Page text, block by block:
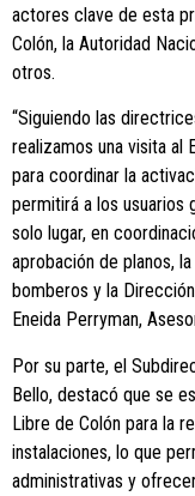
actores clave de esta
Colón, la Autoridad
otros.
“Siguiendo las
realizamos una visita al
para coordinar la
permitirá a los usuarios
solo lugar, en
aprobación de planos,
bomberos y la
Eneida Perryman,
Por su parte, el
Bello, destacó que se
Libre de Colón para la
instalaciones, lo que
administrativas y